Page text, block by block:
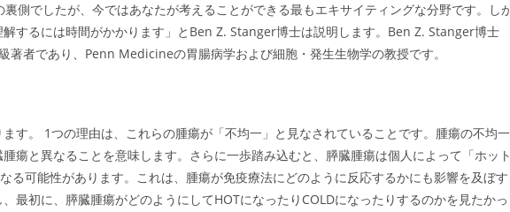
裏側でしたが、今ではあなたが考えることができる最もエキサイティングな分野です。し
するには時間がかかります」とBen Z. Stanger博士は説明します。Ben Z. Stanger博士
者であり、Penn Medicineの胃腸病学および細胞・発生生物学の教授です。
す。 1つの理由は、これらの腫瘍が「不均一」と見なされていることです。腫瘍の不均一
瘍と異なることを意味します。さらに一歩踏み込むと、膵臓腫瘍は個人によって「ホット
る可能性があります。これは、腫瘍が免疫療法にどのように反応するかにも影響を及ぼす
最初に、膵臓腫瘍がどのようにしてHOTになったりCOLDになったりするのかを見たかっ